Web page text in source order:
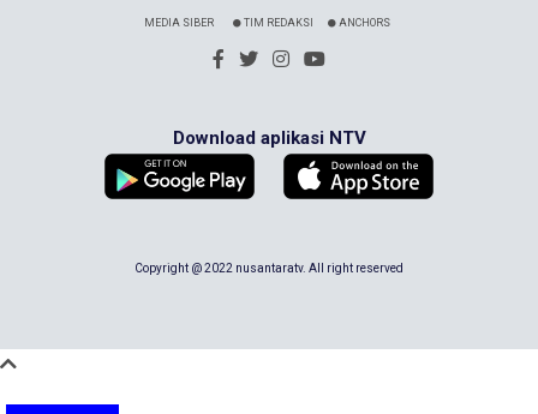
MEDIA SIBER TIM REDAKSI ANCHORS
Download aplikasi NTV
Copyright @ 2022 nusantaratv. All right reserved